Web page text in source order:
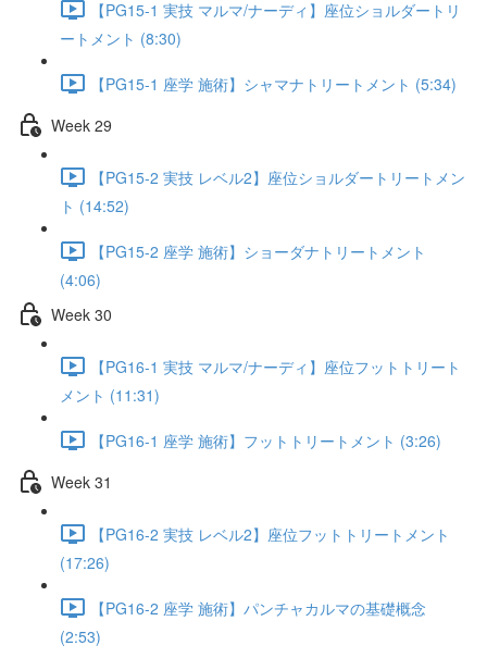
【PG15-1 実技 マルマ/ナーディ】座位ショルダートリ
ートメント (8:30)
【PG15-1 座学 施術】シャマナトリートメント (5:34)
Week 29
【PG15-2 実技 レベル2】座位ショルダートリートメン
ト (14:52)
【PG15-2 座学 施術】ショーダナトリートメント
(4:06)
Week 30
【PG16-1 実技 マルマ/ナーディ】座位フットトリート
メント (11:31)
【PG16-1 座学 施術】フットトリートメント (3:26)
Week 31
【PG16-2 実技 レベル2】座位フットトリートメント
(17:26)
【PG16-2 座学 施術】パンチャカルマの基礎概念
(2:53)